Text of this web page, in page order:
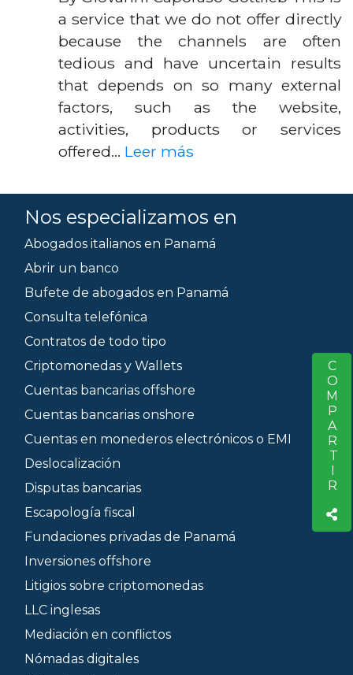
a service that we do not offer directly
because the channels are often
tedious and have uncertain results
that depends on so many external
factors, such as the website,
activities, products or services
offered… Leer más
COMPARTIR
Nos especializamos en
Abogados italianos en Panamá
Abrir un banco
Bufete de abogados en Panamá
Consulta telefónica
Contratos de todo tipo
Criptomonedas y Wallets
Cuentas bancarias offshore
Cuentas bancarias onshore
Cuentas en monederos electrónicos o EMI
Deslocalización
Disputas bancarias
Escapología fiscal
Fundaciones privadas de Panamá
Inversiones offshore
Litigios sobre criptomonedas
LLC inglesas
Mediación en conflictos
Nómadas digitales